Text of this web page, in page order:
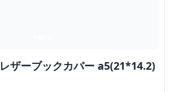
ザーブックカバー a5(21*14.2)